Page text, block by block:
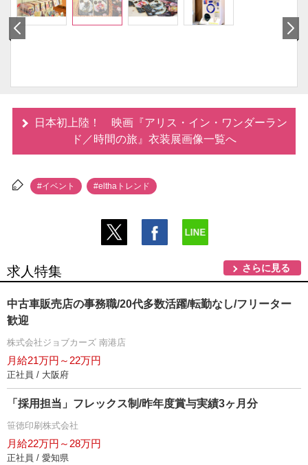
日本初上陸！ 映画『アリス・イン・ワンダーラン
ド／時間の旅』衣装展画像一覧へ
#イベント #elthaトレンド
求人特集 さらに見る
中古車販売店の事務職/20代多数活躍/転勤なし/フリーター
歓迎
株式会社ジョブカーズ 南港店
月給21万円～22万円
正社員 / 大阪府
「採用担当」フレックス制/昨年度賞与実績3ヶ月分
笹徳印刷株式会社
月給22万円～28万円
正社員 / 愛知県